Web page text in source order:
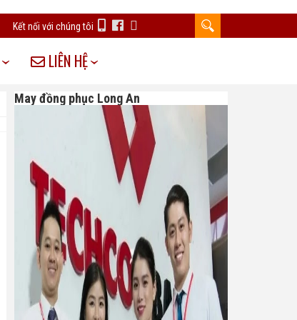
Kết nối với chúng tôi
LIÊN HỆ
May đồng phục Long An